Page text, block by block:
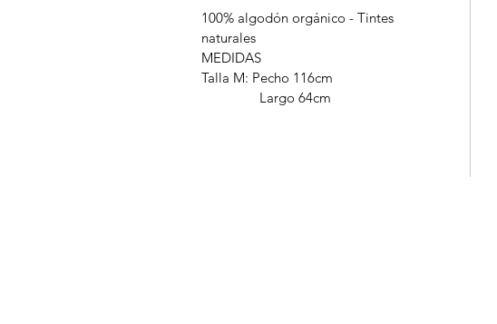
100% algodón orgánico - Tintes
naturales
MEDIDAS
Talla M: Pecho 116cm
Largo 64cm